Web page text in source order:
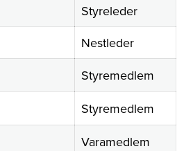
Styreleder
Nestleder
Styremedlem
Styremedlem
Varamedlem